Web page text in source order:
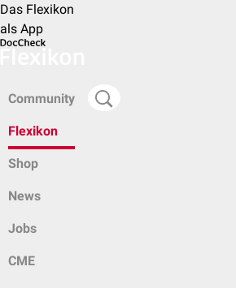
Das Flexikon
als App
Community
Flexikon
Shop
News
Jobs
CME